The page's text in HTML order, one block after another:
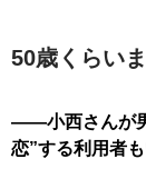
50歳くらい
――小西さんが
恋”する利用者も